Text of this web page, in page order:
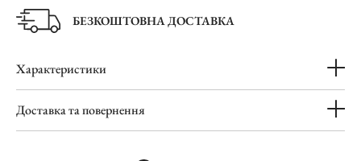
БЕЗКОШТОВНА ДОСТАВКА
Характеристики
Доставка та повернення